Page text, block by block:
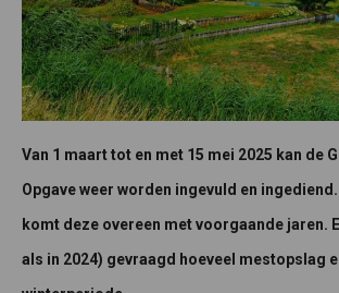
Van 1 maart tot en met 15 mei 2025 kan de
Opgave weer worden ingevuld en
komt deze overeen met voorgaande jaren.
als in 2024) gevraagd hoeveel mestopslag